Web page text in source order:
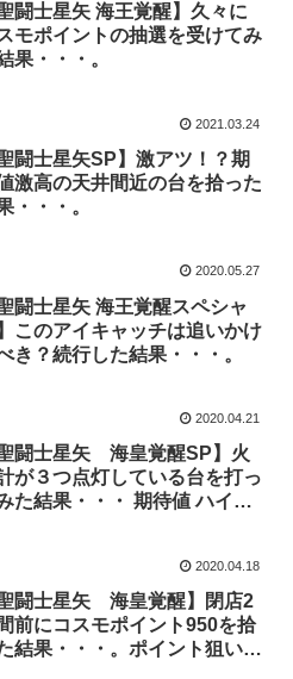
聖闘士星矢 海王覚醒】久々に
モポイントの抽選を受けてみ
果・・・。
2021.03.24
聖闘士星矢SP】激アツ！？期
激高の天井間近の台を拾った
・・・。
2020.05.27
聖闘士星矢 海王覚醒スペシャ
このアイキャッチは追いかけ
き？続行した結果・・・。
2020.04.21
聖闘士星矢 海皇覚醒SP】火
が３つ点灯している台を打っ
た結果・・・ 期待値 ハイエ
2020.04.18
聖闘士星矢 海皇覚醒】閉店2
前にコスモポイント950を拾
結果・・・。ポイント狙い